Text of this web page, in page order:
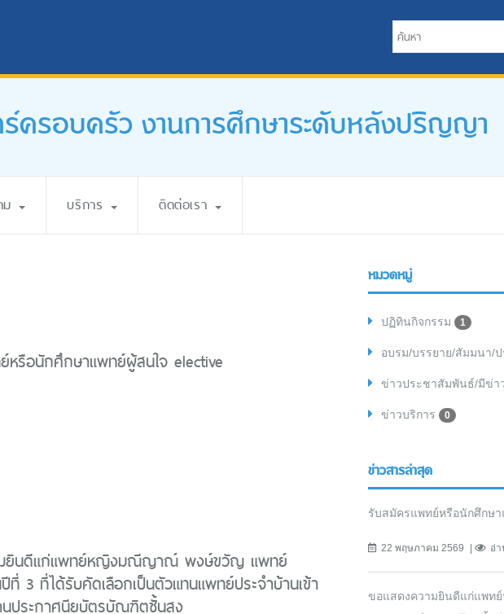
ร์ครอบครัว งานการศึกษาระดับหลังปริญญา
บริการ ติดต่อเรา
หรือนักศึกษาแพทย์ผู้สนใจ elective
มยินดีแก่แพทย์หญิงมณีญาณ์ พงษ์ขวัญ แพทย์
ที่ 3 ที่ได้รับคัดเลือกเป็นตัวแทนแพทย์ประจำบ้านเข้า
นประกาศนียบัตรบัณฑิตชั้นสูง
หมวดหมู่
ปฏิทินกิจกรรม 1
อบรม/บรรยาย/สัมมนา/
ข่าวประชาสัมพันธ์/มีข่า
ข่าวบริการ 0
ข่าวสารล่าสุด
รับสมัครแพทย์หรือนักศึกษา
22 พฤษภาคม 2569 อ่า
ขอแสดงความยินดีแก่แพ